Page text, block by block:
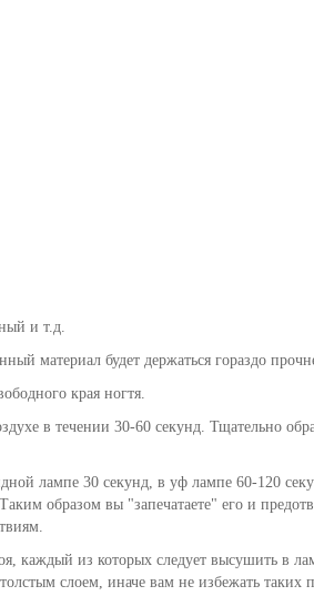
и т.д.
материал будет держаться гораздо
края ногтя.
в течении 30-60 секунд. Тщательно
лампе 30 секунд, в уф лампе 60-120
образом вы "запечатаете" его и
каждый из которых следует высушить в
слоем, иначе вам не избежать таких